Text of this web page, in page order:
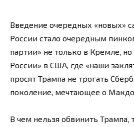
Введение очередных «новых»
России стало очередным
партии» не только в Кремле,
России» в США, где «наши
просят Трампа не трогать
поколение, мечтающее о
В чем нельзя обвинить Трампа,